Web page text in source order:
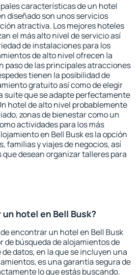
características de un hotel
diseñado son unos servicios
atractiva. Los mejores hoteles
el más alto nivel de servicio así
de instalaciones para los
de alto nivel ofrecen la
paso de las principales atracciones
tienen la posibilidad de
gratuito así como de elegir
suite que se adapte perfectamente
hotel de alto nivel probablemente
zonas de bienestar como un
actividades para los más
en Bell Busk es la opción
familias y viajes de negocios, así
desean organizar talleres para
hotel en Bell Busk?
encontrar un hotel en Bell Busk
de búsqueda de alojamientos de
de datos, en la que se incluyen una
es una garantía segura de
lo que estás buscando.